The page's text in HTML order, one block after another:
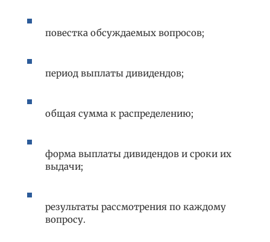
повестка обсуждаемых вопросов;
период выплаты дивидендов;
общая сумма к распределению;
форма выплаты дивидендов и сроки их
выдачи;
результаты рассмотрения по каждому
вопросу.